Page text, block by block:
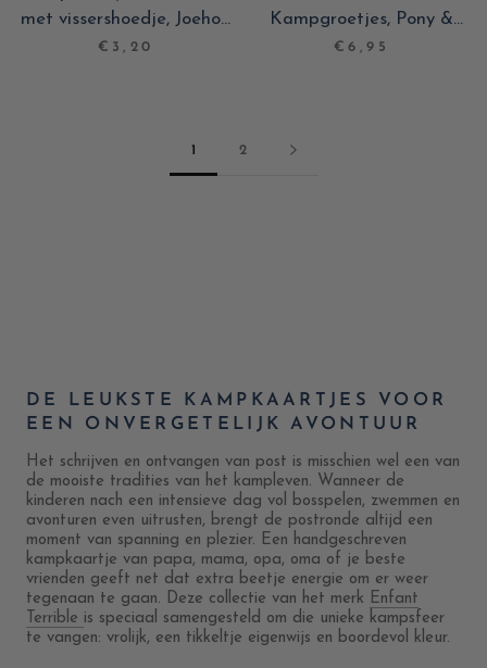
met vissershoedje, Joehoe
Geniet van een Super Leuk
€3,20
Kampgroetjes, Pony &
Ijsbeer
€6,95
1 2
DE LEUKSTE KAMPKAARTJES VOOR
EEN ONVERGETELIJK AVONTUUR
Het schrijven en ontvangen van post is misschien wel een van
de mooiste tradities van het kampleven. Wanneer de
kinderen nach een intensieve dag vol bosspelen, zwemmen en
avonturen even uitrusten, brengt de postronde altijd een
moment van spanning en plezier. Een handgeschreven
kampkaartje van papa, mama, opa, oma of je beste
vrienden geeft net dat extra beetje energie om er weer
tegenaan te gaan. Deze collectie van het merk Enfant
Terrible is speciaal samengesteld om die unieke kampsfeer
te vangen: vrolijk, een tikkeltje eigenwijs en boordevol kleur.